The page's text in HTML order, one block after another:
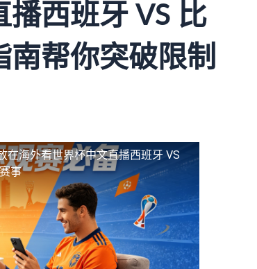
西班牙 VS 比
帮你突破限制
在海外看世界杯中文直播西班牙 VS
事